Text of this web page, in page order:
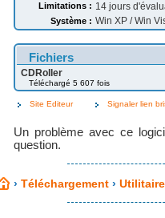
Limitations : 14 jours
Système : Win XP / Win
Fichiers
CDRoller
Téléchargé 5 607 fois
Site Editeur Signaler lien
Un problème avec ce
question.
› Téléchargement ›